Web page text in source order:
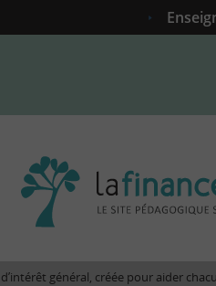
général, créée pour aider